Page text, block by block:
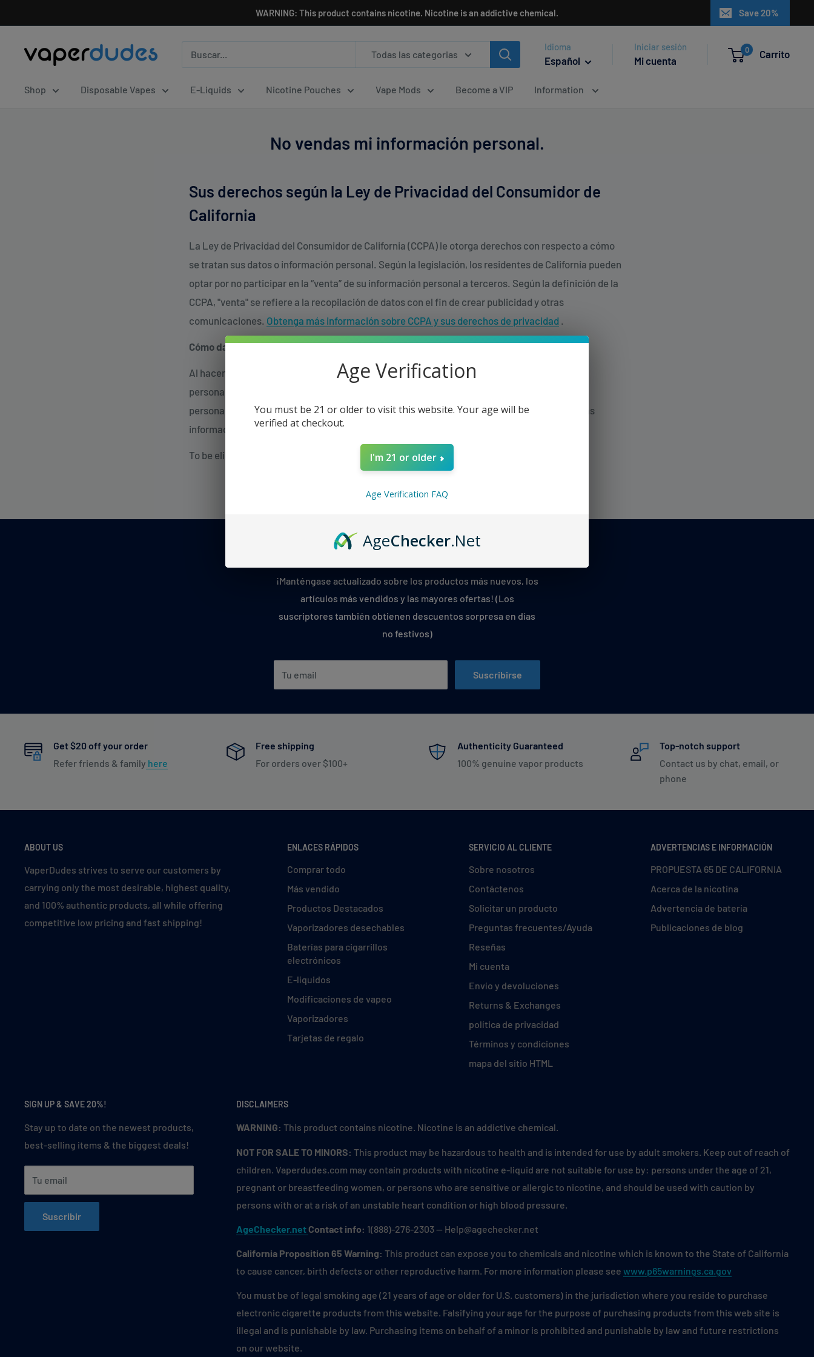
directamente
contenido
WARNING: This product contains nicotine. Nicotine is an addictive chemical. Save 20%
Vaperdudes Todas las categorias
Idioma
Español
Iniciar sesión
Mi cuenta
0 Carrito
Shop Disposable Vapes E-Liquids Nicotine Pouches Vape Mods Become a VIP Information
No vendas mi información personal.
Sus derechos según la Ley de Privacidad del Consumidor de
California
La Ley de Privacidad del Consumidor de California (CCPA) le otorga derechos con respecto a cómo
se tratan sus datos o información personal. Según la legislación, los residentes de California pueden
optar por no participar en la “venta” de su información personal a terceros. Según la definición de la
CCPA, "venta" se refiere a la recopilación de datos con el fin de crear publicidad y otras
comunicaciones. Obtenga más información sobre CCPA y sus derechos de privacidad
Cómo darse de baja
Al hacer clic en el enlace a continuación, ya no recopilaremos ni venderemos su información
personal. Esto se aplica tanto a terceros como a los datos que recopilamos para ayudar a
personalizar su experiencia en nuestro sitio web o mediante otras comunicaciones. Para más
información, vea nuestra política de privacidad.
To be eligible to opt-out, you must be browsing from California.
Boletín VaperDudes
¡Manténgase actualizado sobre los productos más nuevos, los
artículos más vendidos y las mayores ofertas! (Los
suscriptores también obtienen descuentos sorpresa en días
no festivos)
Tu email Suscribirse
Get $20 off your order
Refer friends & family here
Free shipping
For orders over $100+
Authenticity Guaranteed
100% genuine vapor products
Top-notch support
Contact us by chat, email, or
phone
ABOUT US
VaperDudes strives to serve our customers by
carrying only the most desirable, highest quality,
and 100% authentic products, all while offering
competitive low pricing and fast shipping!
ENLACES RÁPIDOS
Comprar todo
Más vendido
Productos Destacados
Vaporizadores desechables
Baterías para cigarrillos
electrónicos
E-líquidos
Modificaciones de vapeo
Vaporizadores
Tarjetas de regalo
SERVICIO AL CLIENTE
Sobre nosotros
Contáctenos
Solicitar un producto
Preguntas frecuentes/Ayuda
Reseñas
Mi cuenta
Envío y devoluciones
Returns & Exchanges
política de privacidad
Términos y condiciones
mapa del sitio HTML
ADVERTENCIAS E INFORMACIÓN
PROPUESTA 65 DE CALIFORNIA
Acerca de la nicotina
Advertencia de batería
Publicaciones de blog
SIGN UP & SAVE 20%!
Stay up to date on the newest products,
best-selling items & the biggest deals!
Tu email
Suscribir
DISCLAIMERS
WARNING: This product contains nicotine. Nicotine is an addictive chemical.
NOT FOR SALE TO MINORS: This product may be hazardous to health and is intended for use by adult smokers. Keep out of reach of
children. Vaperdudes.com may contain products with nicotine e-liquid are not suitable for use by: persons under the age of 21,
pregnant or breastfeeding women, or persons who are sensitive or allergic to nicotine, and should be used with caution by
persons with or at a risk of an unstable heart condition or high blood pressure.
AgeChecker.net Contact info: 1(888)-276-2303 — Help@agechecker.net
California Proposition 65 Warning: This product can expose you to chemicals and nicotine which is known to the State of California
to cause cancer, birth defects or other reproductive harm. For more information please see www.p65warnings.ca.gov
You must be of legal smoking age (21 years of age or older for U.S. customers) in the jurisdiction where you reside to purchase
electronic cigarette products from this website. Falsifying your age for the purpose of purchasing products from this web site is
illegal and is punishable by law. Purchasing items on behalf of a minor is prohibited and punishable by law and future restrictions
on our website.
Age Verification
You must be 21 or older to visit this website. Your age will be
verified at checkout.
I'm 21 or older
Age Verification FAQ
AgeChecker.Net